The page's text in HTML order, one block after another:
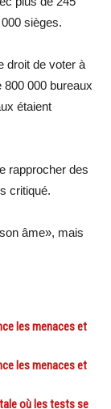
sièges.
droit de voter à
800 000 bureaux
étaient
rapprocher des
critiqué.
âme», mais
les menaces et
les menaces et
où les tests se